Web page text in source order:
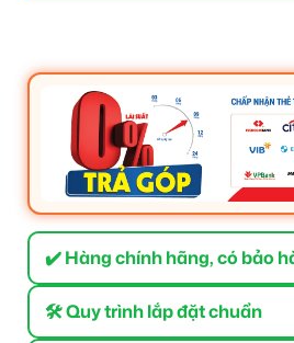
✔️ Hàng chính hãng, có bảo
🛠 Quy trình lắp đặt chuẩn